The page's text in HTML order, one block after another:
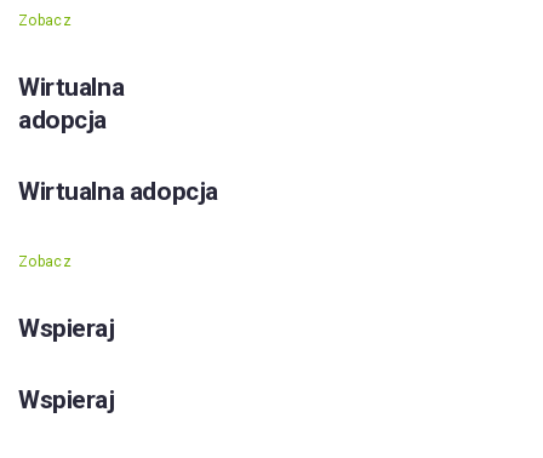
Zobacz
Wirtualna
adopcja
Wirtualna adopcja
Zobacz
Wspieraj
Wspieraj